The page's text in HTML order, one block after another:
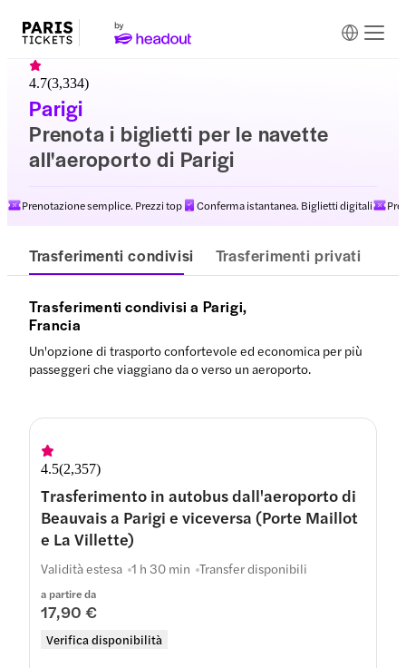
Parigi
Prenota i biglietti per le navette
all'aeroporto di Parigi
4.7(3,334)
Prenotazione semplice. Prezzi top Conferma istantanea. Biglietti digitali
Trasferimenti condivisi Trasferimenti privati
Trasferimenti condivisi a Parigi,
Francia
Un'opzione di trasporto confortevole ed economica per più
passeggeri che viaggiano da o verso un aeroporto.
4.5(2,357)
Trasferimento in autobus dall'aeroporto di
Beauvais a Parigi e viceversa (Porte Maillot
e La Villette)
a partire da
17,90 €
Verifica disponibilità
Validità estesa 1 h 30 min Transfer disponibili